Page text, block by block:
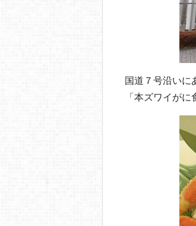
国道７号沿いに
「本ズワイが